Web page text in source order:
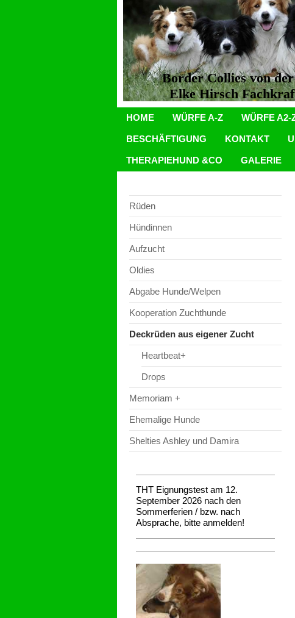
Border Collies von
Elke Hirsch
HOME WÜRFE A-Z WÜRFE A2-
BESCHÄFTIGUNG KONTAKT
THERAPIEHUND &CO GALERIE
Rüden
Hündinnen
Aufzucht
Oldies
Abgabe Hunde/Welpen
Kooperation Zuchthunde
Deckrüden aus eigener Zucht
Heartbeat+
Drops
Memoriam +
Ehemalige Hunde
Shelties Ashley und Damira
THT Eignungstest am 12.
September 2026 nach den
Sommerferien / bzw. nach
Absprache, bitte anmelden!